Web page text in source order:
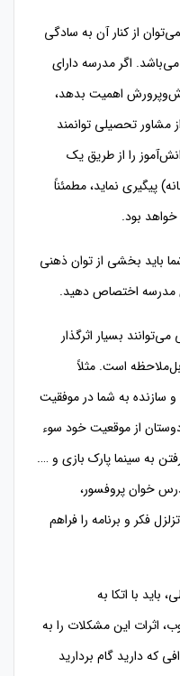
از کنار آن به سادگی
اگر مدرسه دارای
اهمیت بدهد،
مشاور تحصیلی توانمند
را از طریق یک
پیگیری نماید، مطمئناً
خواهد بود.
باید بخشی از توان ذهنی
مدرسه اختصاص دهید.
بسیار اثرگذار
است. مثلاً
سازنده به شما در موفقیت
از موقعیت خود سوء
به سینما پارک بازی و ….
خوان پروفسور،
فکر و برنامه را فراهم
با اتکا به
اثرات این مشکلات را به
که دارید گام بردارید